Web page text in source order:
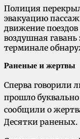
Полиция
эвакуацию
движение поездов
воздушная
терминале
Раненые и жертвы
Сперва говорили
прошло
сообщили о
Десятки раненых.